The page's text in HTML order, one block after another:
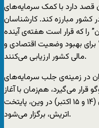
قصد دارد با کمک سرمایه‌های
کشور مبارزه کند. کارشناسان
را که قرار است هفته‌ی آینده
برای بهبود وضعیت اقتصادی و
مالی کشور ارزیابی می‌کنند.
در زمینه‌ی جلب سرمایه‌ها‌ی
می‌گیرد، هم‌زمان با آغاز
هشتمین دور مذاکرات هسته‌ای ایران (۱۴ و ۱۵ اکتبر) در وین، پایتخت
اتریش، برگزار می‌شود.